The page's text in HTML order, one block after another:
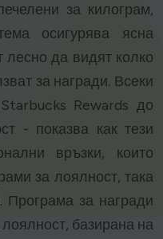
за килограм,
осигурява ясна
лесно да видят колко
за награди. Всеки
Rewards до
- показва как тези
връзки, които
за лоялност, така
Програма за награди
базирана на